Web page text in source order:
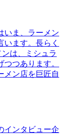
いま、ラーメン
ます。長らく
は、ミシュラ
つあります。
メン店を巨匠自
インタビュー企